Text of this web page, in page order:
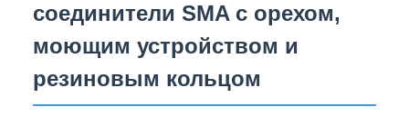
соединители SMA с орехом,
моющим устройством и
резиновым кольцом